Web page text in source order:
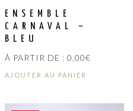
ENSEMBLE
CARNAVAL –
BLEU
À PARTIR DE :0,00€
AJOUTER AU PANIER